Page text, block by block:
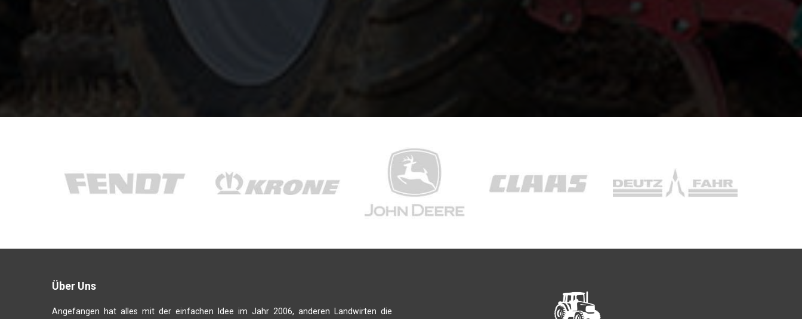
Über Uns
Angefangen hat alles mit der einfachen Idee im Jahr 2006, anderen Landwirten die